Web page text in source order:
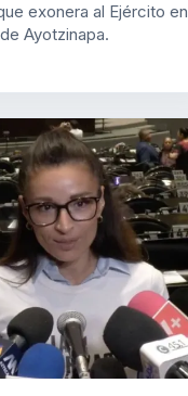
exonera al Ejército en
Ayotzinapa.